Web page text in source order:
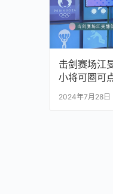
击剑赛场江
小将可圈可
2024年7月28日